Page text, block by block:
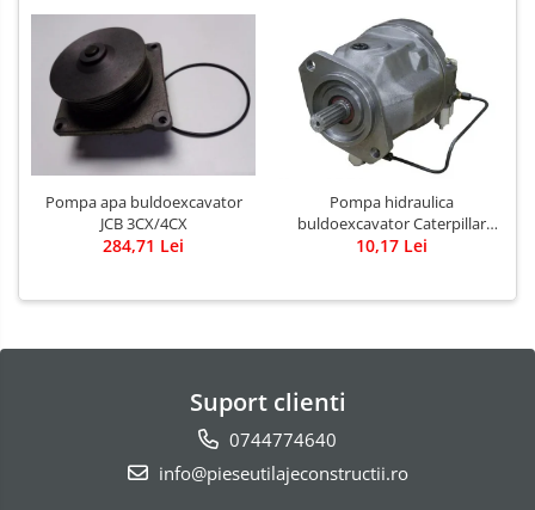
Pompa apa buldoexcavator
JCB 3CX/4CX
284,71 Lei
Pompa hidraulica
buldoexcavator Caterpillar
428B
10,17 Lei
Suport clienti
0744774640
info@pieseutilajeconstructii.ro